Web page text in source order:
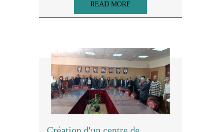
READ MORE
Création d'un centre de